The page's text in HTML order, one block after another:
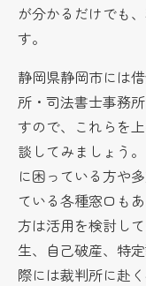
が分かるだけでも
す。
静岡県静岡市には
所・司法書士事務
すので、これらを
談してみましょう
に困っている方や
ている各種窓口も
方は活用を検討し
生、自己破産、特
際には裁判所に赴